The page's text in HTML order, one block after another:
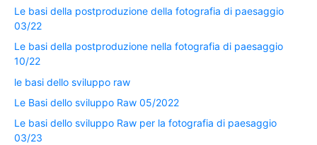
Le basi della postproduzione della fotografia di paesaggio
03/22
Le basi della postproduzione nella fotografia di paesaggio
10/22
le basi dello sviluppo raw
Le Basi dello sviluppo Raw 05/2022
Le basi dello sviluppo Raw per la fotografia di paesaggio
03/23